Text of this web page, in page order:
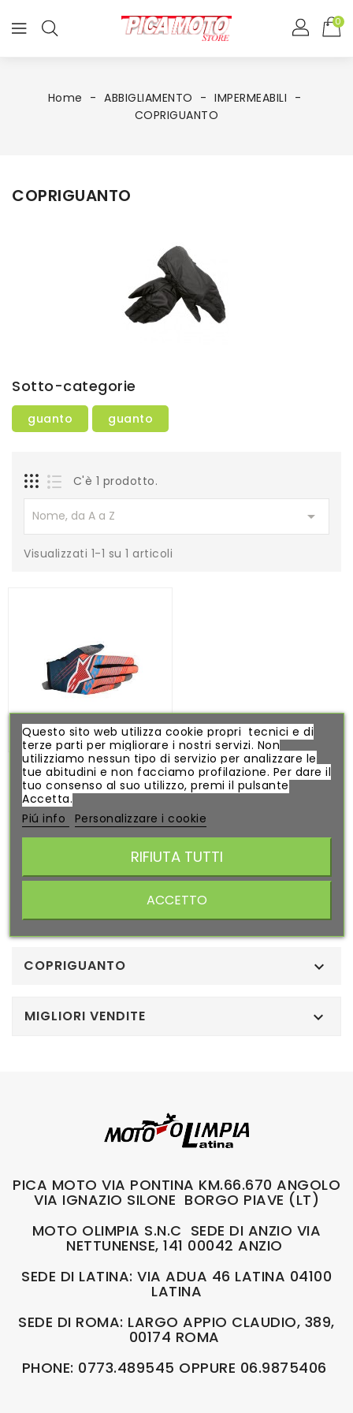
0
Home ABBIGLIAMENTO
IMPERMEABILI
COPRIGUANTO
COPRIGUANTO
Sotto-categorie
guanto guanto
C'è 1 prodotto.
Nome, da A a Z 
Visualizzati 1-1 su 1 articoli
GUANTO ALPINESTARS
CROSS...
20,00 €
Visualizzati 1-1 su 1 articoli
COPRIGUANTO 
MIGLIORI VENDITE 
PICA MOTO VIA PONTINA KM.66.670 ANGOLO
VIA IGNAZIO SILONE BORGO PIAVE (LT)
MOTO OLIMPIA S.N.C SEDE DI ANZIO VIA
NETTUNENSE, 141 00042 ANZIO
SEDE DI LATINA: VIA ADUA 46 LATINA 04100
LATINA
SEDE DI ROMA: LARGO APPIO CLAUDIO, 389,
00174 ROMA
PHONE: 0773.489545 OPPURE 06.9875406
Questo sito web utilizza cookie propri tecnici e di
terze parti per migliorare i nostri servizi. Non
utilizziamo nessun tipo di servizio per analizzare le
tue abitudini e non facciamo profilazione. Per dare il
tuo consenso al suo utilizzo, premi il pulsante
Accetta.
Piú info
Personalizzare i cookie
RIFIUTA TUTTI
ACCETTO